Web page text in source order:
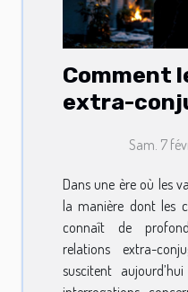
Comment
extra-
mariages
Sam. 7
Dans une ère où les
la manière dont les
connaît de
relations extra-
suscitent